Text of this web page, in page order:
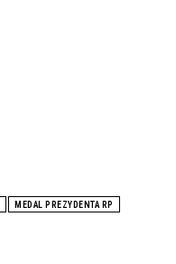
MEDAL PREZYDENTA RP